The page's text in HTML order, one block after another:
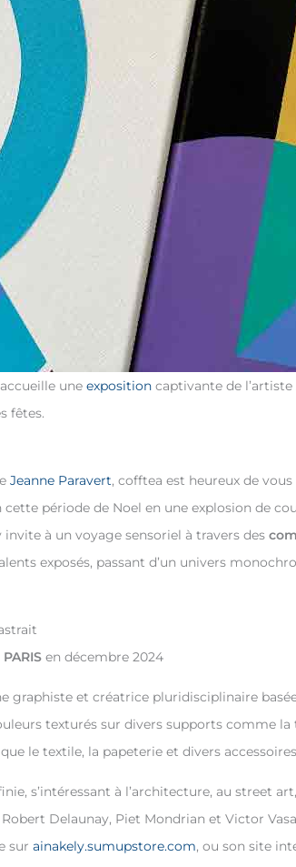
une exposition captivante de
fêtes.
Jeanne Paravert, cofftea est heureux de
période de Noel en une explosion de
à un voyage sensoriel à travers des
exposés, passant d’un univers
en décembre 2024
graphiste et créatrice pluridisciplinaire
texturés sur divers supports comme
le textile, la papeterie et divers
s’intéressant à l’architecture, au street
Delaunay, Piet Mondrian et Victor
sur ainakely.sumupstore.com, ou son site